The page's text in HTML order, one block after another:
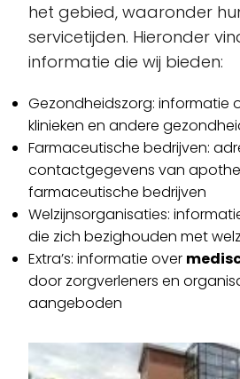
het gebied, waaronder
servicetijden. Hieronder
informatie die wij bieden:
Gezondheidszorg: informatie
klinieken en andere
Farmaceutische bedrijven:
contactgegevens van
farmaceutische bedrijven
Welzijnsorganisaties:
die zich bezighouden met
Extra’s: informatie over
door zorgverleners en
aangeboden